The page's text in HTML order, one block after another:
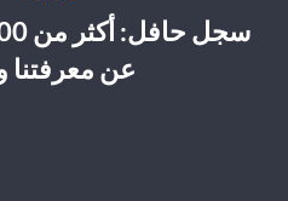
عن معرفتنا